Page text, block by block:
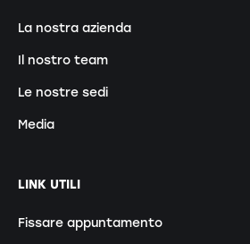
La nostra azienda
Il nostro team
Le nostre sedi
Media
LINK UTILI
Fissare appuntamento